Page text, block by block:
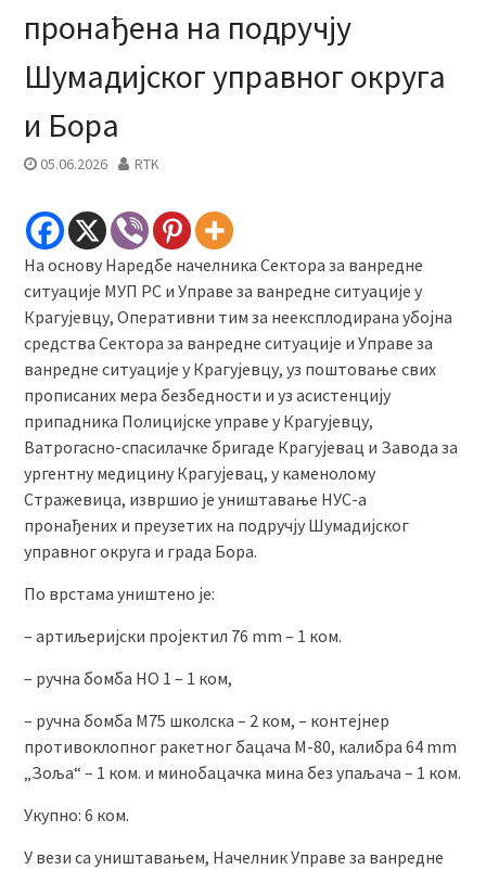
пронађена на подручју
Шумадијског управног округа
и Бора
05.06.2026 RTK
На основу Наредбе начелника Сектора за ванредне
ситуације МУП РС и Управе за ванредне ситуације у
Крагујевцу, Оперативни тим за неексплодирана убојна
средства Сектора за ванредне ситуације и Управе за
ванредне ситуације у Крагујевцу, уз поштовање свих
прописаних мера безбедности и уз асистенцију
припадника Полицијске управе у Крагујевцу,
Ватрогасно-спасилачке бригаде Крагујевац и Завода за
ургентну медицину Крагујевац, у каменолому
Стражевица, извршио је уништавање НУС-а
пронађених и преузетих на подручју Шумадијског
управног округа и града Бора.
По врстама уништено је:
– артиљеријски пројектил 76 mm – 1 ком.
– ручна бомба НО 1 – 1 ком,
– ручна бомба М75 школска – 2 ком, – контејнер
противоклопног ракетног бацача М-80, калибра 64 mm
„Зоља“ – 1 ком. и минобацачка мина без упаљача – 1 ком.
Укупно: 6 ком.
У вези са уништавањем, Начелник Управе за ванредне